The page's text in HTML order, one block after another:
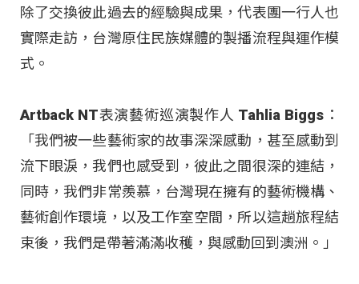
除了交換彼此過去的經驗與成果，代表團一行人也
實際走訪，台灣原住民族媒體的製播流程與運作模
式。
Artback NT表演藝術巡演製作人 Tahlia Biggs：
「我們被一些藝術家的故事深深感動，甚至感動到
流下眼淚，我們也感受到，彼此之間很深的連結，
同時，我們非常羨慕，台灣現在擁有的藝術機構、
藝術創作環境，以及工作室空間，所以這趟旅程結
束後，我們是帶著滿滿收穫，與感動回到澳洲。」